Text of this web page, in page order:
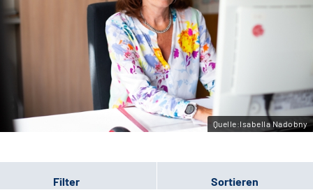
Erweiterte Suche
Gebärdensprache
Leichte Sprache
Quelle:Isabella Nadobny
Filter Sortieren